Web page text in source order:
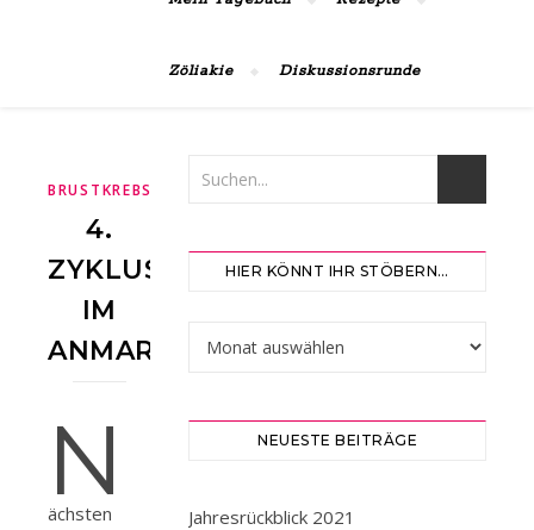
Zöliakie Diskussionsrunde
BRUSTKREBS CHEMOTHERAPIE
4.
ZYKLUS
IM
ANMARSCH
N
ächsten
HIER KÖNNT IHR STÖBERN…
Hier könnt ihr stöbern…
NEUESTE BEITRÄGE
Jahresrückblick 2021